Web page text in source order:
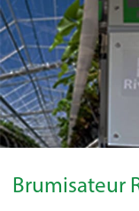
Brumisateur